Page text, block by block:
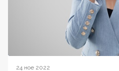
24 ное 2022